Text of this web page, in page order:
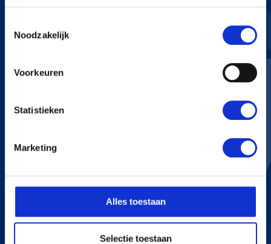
Noodzakelijk
Voorkeuren
Statistieken
Marketing
Alles toestaan
Selectie toestaan
+31 165 534 222
info@kerstensvoeten.nl